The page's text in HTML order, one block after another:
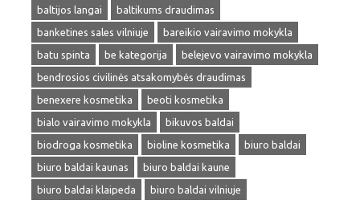
baltijos langai
baltikums draudimas
banketines sales vilniuje
bareikio vairavimo mokykla
batu spinta
be kategorija
belejevo vairavimo mokykla
bendrosios civilinės atsakomybės draudimas
benexere kosmetika
beoti kosmetika
bialo vairavimo mokykla
bikuvos baldai
biodroga kosmetika
bioline kosmetika
biuro baldai
biuro baldai kaunas
biuro baldai kaune
biuro baldai klaipeda
biuro baldai vilniuje